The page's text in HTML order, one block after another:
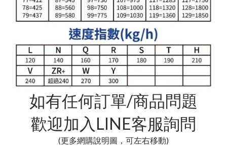
如有任何訂單/商品問題
歡迎加入LINE客服詢問
(更多網購說明圖，可左右移動)